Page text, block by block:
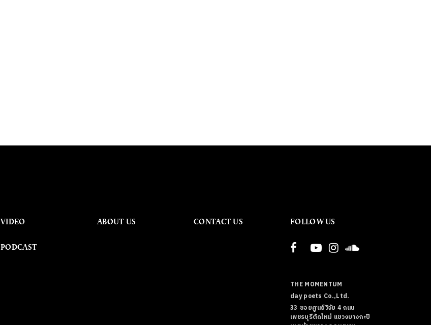
VIDEO
PODCAST
ABOUT US CONTACT US FOLLOW US
THE MOMENTUM
day poets Co.,Ltd.
33 ซอยศูนย์วิจัย 4 ถนน
เพชรบุรีตัดใหม่ แขวงบางกะปิ